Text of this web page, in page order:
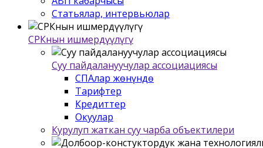
Статьялар, интервьюлар
СРКнын ишмердүүлүгү
Суу пайдалануучулар ассоциациясы
СПАлар жѳнүндѳ
Тарифтер
Кредиттер
Окуулар
Курулуп жаткан суу чарба объектилери